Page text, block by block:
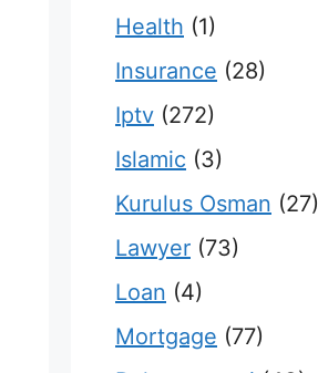
Health (1)
Insurance (28)
Iptv (272)
Islamic (3)
Kurulus Osman (27)
Lawyer (73)
Loan (4)
Mortgage (77)